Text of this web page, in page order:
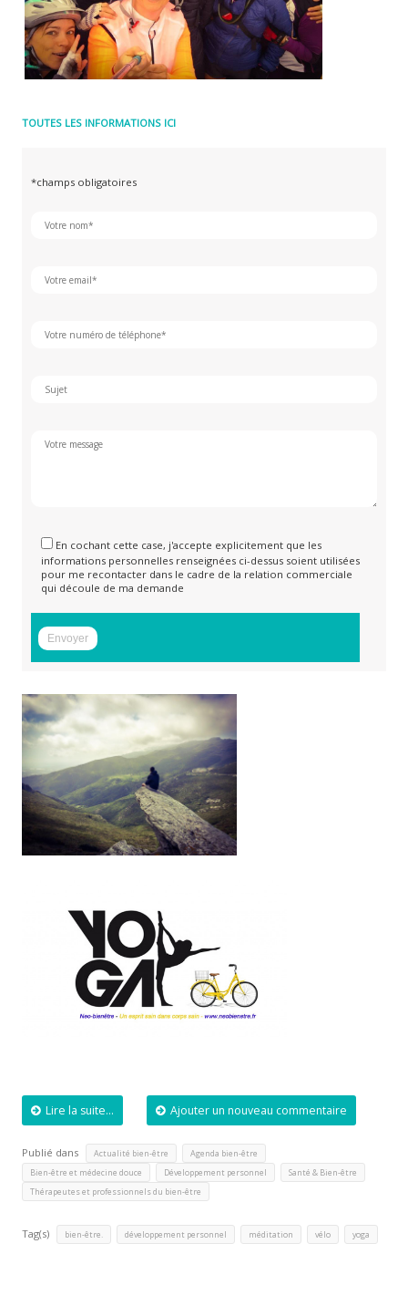
TOUTES LES INFORMATIONS ICI
*champs obligatoires
En cochant cette case, j'accepte explicitement que les
informations personnelles renseignées ci-dessus soient utilisées
pour me recontacter dans le cadre de la relation commerciale
qui découle de ma demande
Lire la suite... Ajouter un nouveau commentaire
Publié dans Actualité bien-être Agenda bien-être
Bien-être et médecine douce Développement personnel Santé & Bien-être
Thérapeutes et professionnels du bien-être
Tag(s) bien-être. développement personnel méditation vélo yoga